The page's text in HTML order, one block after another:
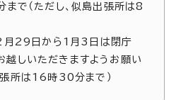
で（ただし、似島出張所は8
月29日から1月3日は閉庁
越しいただきますようお願い
張所は16時30分まで）